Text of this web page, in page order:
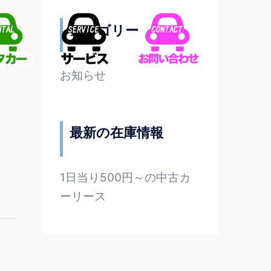
カテゴリー
お知らせ
最新の在庫情報
1日当り500円～の中古カ
ーリース